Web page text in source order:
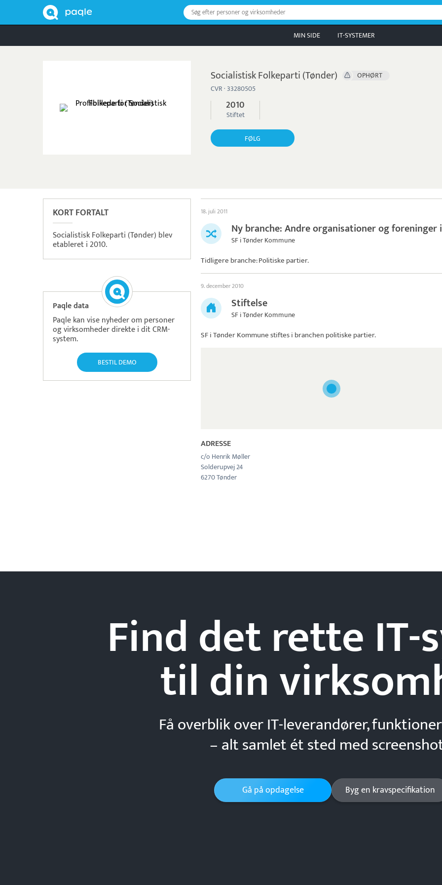
Søg efter personer og virksomheder
MIN SIDE IT-SYSTEMER
Socialistisk Folkeparti (Tønder)
OPHØRT
CVR · 33280505
2010
Stiftet
FØLG
KORT FORTALT
Socialistisk Folkeparti (Tønder) blev
etableret i 2010.
Paqle data
Paqle kan vise nyheder om personer
og virksomheder direkte i dit CRM-
system.
BESTIL DEMO
18. juli 2011
Ny branche: Andre organisationer og foreninger
SF i Tønder Kommune
Tidligere branche: Politiske partier.
9. december 2010
Stiftelse
SF i Tønder Kommune
SF i Tønder Kommunestiftes i branchen politiske partier.
ADRESSE
c/o Henrik Møller
Solderupvej 24
6270 Tønder
Find det rette IT-
tildin
Få overblik over IT-leverandører,
– alt samlet ét sted med
Gå på opdagelse Byg en kravspecifikation